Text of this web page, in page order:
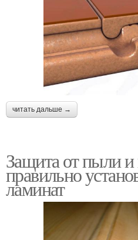
читать дальше →
Защита от пыли и
правильно
ламинат